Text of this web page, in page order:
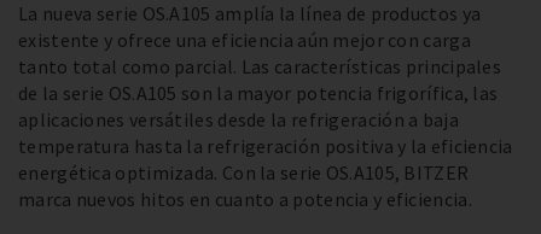
La nueva serie OS.A105 amplía la línea de productos ya
existente y ofrece una eficiencia aún mejor con carga
tanto total como parcial. Las características principales
de la serie OS.A105 son la mayor potencia frigorífica, las
aplicaciones versátiles desde la refrigeración a baja
temperatura hasta la refrigeración positiva y la eficiencia
energética optimizada. Con la serie OS.A105, BITZER
marca nuevos hitos en cuanto a potencia y eficiencia.